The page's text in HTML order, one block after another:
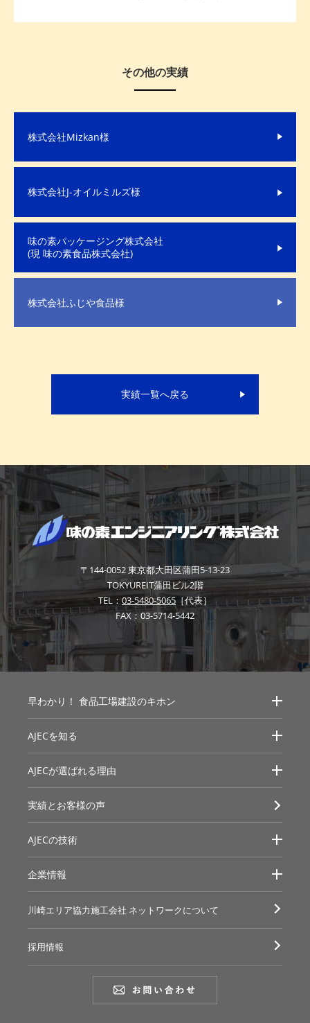
その他の実績
株式会社Mizkan様
株式会社J-オイルミルズ様
味の素パッケージング株式会社
(現 味の素食品株式会社)
株式会社ふじや食品様
実績一覧へ戻る
〒144-0052東京都大田区蒲田5-13-23
TOKYUREIT蒲田ビル2階
TEL： 03-5480-5065 ［代表］
FAX：03-5714-5442
早わかり！ 食品工場建設のキホン
AJECを知る
AJECが選ばれる理由
実績とお客様の声
AJECの技術
企業情報
川崎エリア協力施工会社 ネットワークについて
採用情報